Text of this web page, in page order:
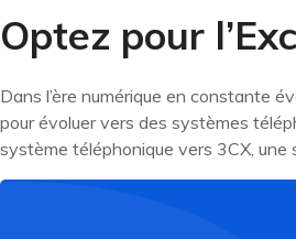
Optez pour
Dans l’ère numérique en constante
pour évoluer vers des systèmes
système téléphonique vers 3CX, une